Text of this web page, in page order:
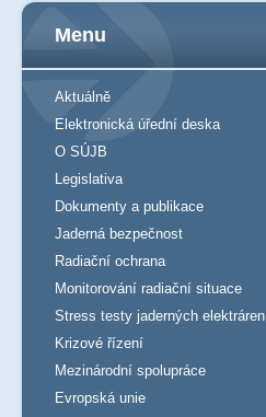
Menu
Aktuálně
Elektronická úřední deska
O SÚJB
Legislativa
Dokumenty a publikace
Jaderná bezpečnost
Radiační ochrana
Monitorování radiační situace
Stress testy jaderných elektráren
Krizové řízení
Mezinárodní spolupráce
Evropská unie